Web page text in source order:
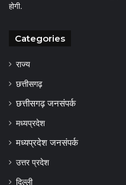
होगी.
Categories
राज्य
छत्तीसगढ़
छत्तीसगढ़ जनसंपर्क
मध्यप्रदेश
मध्यप्रदेश जनसंपर्क
उत्तर प्रदेश
दिल्ली